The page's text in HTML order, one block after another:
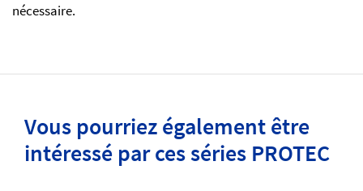
nécessaire.
Vous pourriez également être
intéressé par ces séries PROTEC